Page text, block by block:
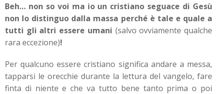
Beh… non so voi ma io un cristiano seguace di Gesù
non lo distinguo dalla massa perché è tale e quale a
tutti gli altri essere umani (salvo ovviamente qualche
rara eccezione)!
Per qualcuno essere cristiano significa andare a messa,
tapparsi le orecchie durante la lettura del vangelo, fare
finta di niente e che va tutto bene tanto prima o poi